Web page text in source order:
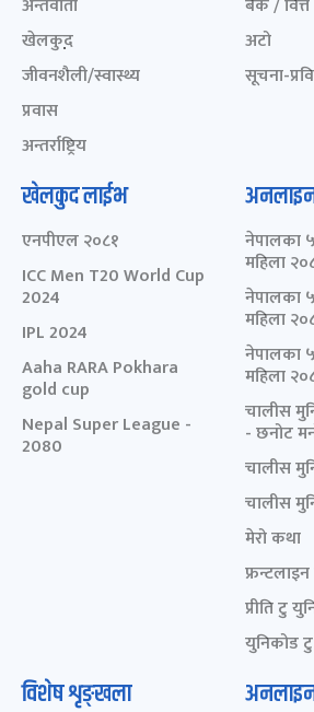
अन्तर्वार्ता
खेलकुद़़
जीवनशैली/स्वास्थ्य
प्रवास
अन्तर्राष्ट्रिय
बैंक / वित्त
अटो
सूचना-
खेलकुद लाईभ
एनपीएल २०८१
ICC Men T20 World Cup
2024
IPL 2024
Aaha RARA Pokhara
gold cup
Nepal Super League -
2080
नेपालका
महिला
नेपालका
महिला
नेपालका
महिला
चालीस
- छनोट
चालीस
चालीस
मेरो कथा
फ्रन्टलाइन
प्रीति टु
युनिकोड टु
विशेष शृङ्खला